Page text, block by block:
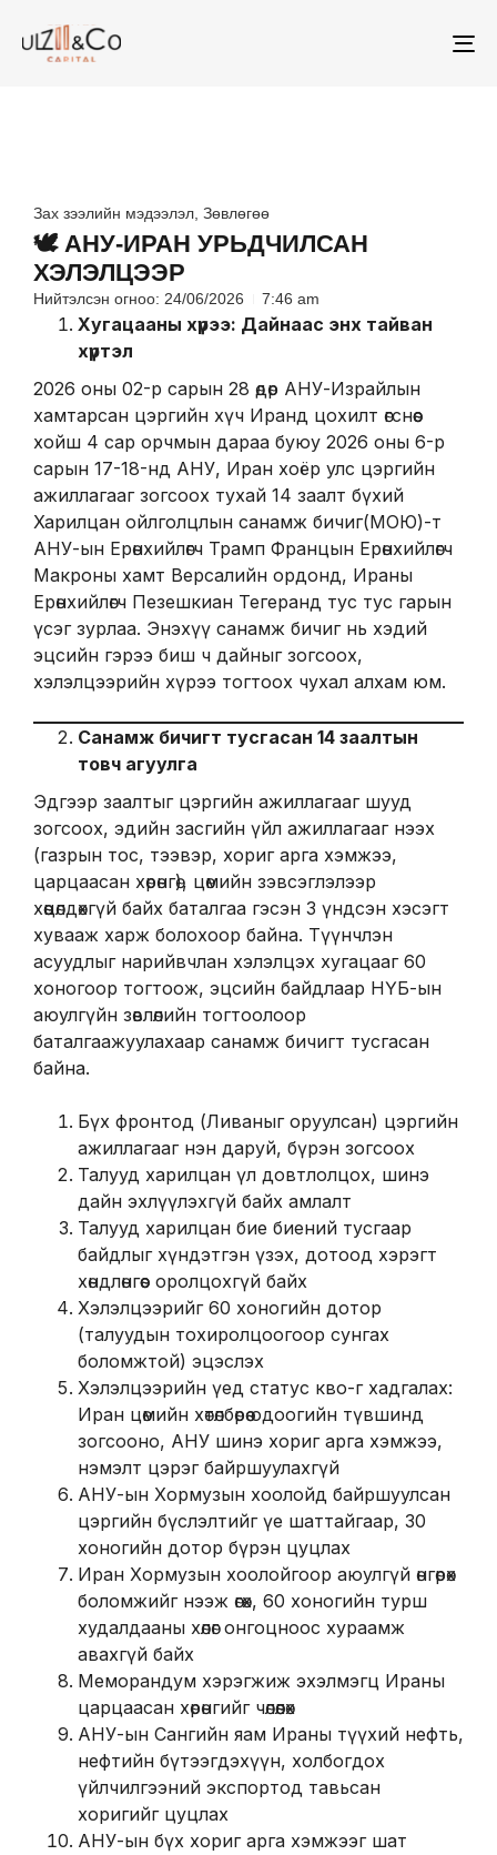
Зах зээлийн мэдээлэл Зөвлөгөө
🕊️ АНУ-ИРАН УРЬДЧИЛСАН
ХЭЛЭЛЦЭЭР
Нийтэлсэн огноо: 24/06/2026 7:46 am
Хугацааны хүрээ: Дайнаас энх тайван
хүртэл
2026 оны 02-р сарын 28 өдөр АНУ-Израйлын
хамтарсан цэргийн хүч Иранд цохилт өгснөөс
хойш 4 сар орчмын дараа буюу 2026 оны 6-р
сарын 17-18-нд АНУ, Иран хоёр улс цэргийн
ажиллагааг зогсоох тухай 14 заалт бүхий
Харилцан ойлголцлын санамж бичиг(МОЮ)-т
АНУ-ын Ерөнхийлөгч Трамп Францын Ерөнхийлөгч
Макроны хамт Версалийн ордонд, Ираны
Ерөнхийлөгч Пезешкиан Тегеранд тус тус гарын
үсэг зурлаа. Энэхүү санамж бичиг нь хэдий
эцсийн гэрээ биш ч дайныг зогсоох,
хэлэлцээрийн хүрээ тогтоох чухал алхам юм.
Санамж бичигт тусгасан 14 заалтын
товч агуулга
Эдгээр заалтыг цэргийн ажиллагааг шууд
зогсоох, эдийн засгийн үйл ажиллагааг нээх
(газрын тос, тээвэр, хориг арга хэмжээ,
царцаасан хөрөнгө), цөмийн зэвсэглэлээр
хөөцөлдөхгүй байх баталгаа гэсэн 3 үндсэн хэсэгт
хувааж харж болохоор байна. Түүнчлэн
асуудлыг нарийвчлан хэлэлцэх хугацааг 60
хоногоор тогтоож, эцсийн байдлаар НҮБ-ын
аюулгүйн зөвлөлийн тогтоолоор
баталгаажуулахаар санамж бичигт тусгасан
байна.
Бүх фронтод (Ливаныг оруулсан) цэргийн
ажиллагааг нэн даруй, бүрэн зогсоох
Талууд харилцан үл довтлолцох, шинэ
дайн эхлүүлэхгүй байх амлалт
Талууд харилцан бие биений тусгаар
байдлыг хүндэтгэн үзэх, дотоод хэрэгт
хөндлөнгөөс оролцохгүй байх
Хэлэлцээрийг 60 хоногийн дотор
(талуудын тохиролцоогоор сунгах
боломжтой) эцэслэх
Хэлэлцээрийн үед статус кво-г хадгалах:
Иран цөмийн хөтөлбөрөө одоогийн түвшинд
зогсооно, АНУ шинэ хориг арга хэмжээ,
нэмэлт цэрэг байршуулахгүй
АНУ-ын Хормузын хоолойд байршуулсан
цэргийн бүслэлтийг үе шаттайгаар, 30
хоногийн дотор бүрэн цуцлах
Иран Хормузын хоолойгоор аюулгүй өнгөрөх
боломжийг нээж өгөх, 60 хоногийн турш
худалдааны хөлөг онгоцноос хураамж
авахгүй байх
Меморандум хэрэгжиж эхэлмэгц Ираны
царцаасан хөрөнгийг чөлөөлөх
АНУ-ын Сангийн яам Ираны түүхий нефть,
нефтийн бүтээгдэхүүн, холбогдох
үйлчилгээний экспортод тавьсан
хоригийг цуцлах
АНУ-ын бүх хориг арга хэмжээг шат